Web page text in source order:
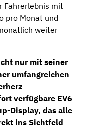
Fahrerlebnis mit
pro Monat und
weiter
nur mit seiner
umfangreichen
verfügbare EV6
Display, das alle
ins Sichtfeld